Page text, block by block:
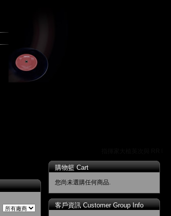
購物籃 Cart
您尚未選購任何商品.
客戶資訊 Customer Group Info